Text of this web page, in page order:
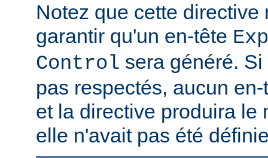
Notez que cette directive
garantir qu'un en-tête
Control sera généré.
pas respectés, aucun
et la directive produira le
elle n'avait pas été